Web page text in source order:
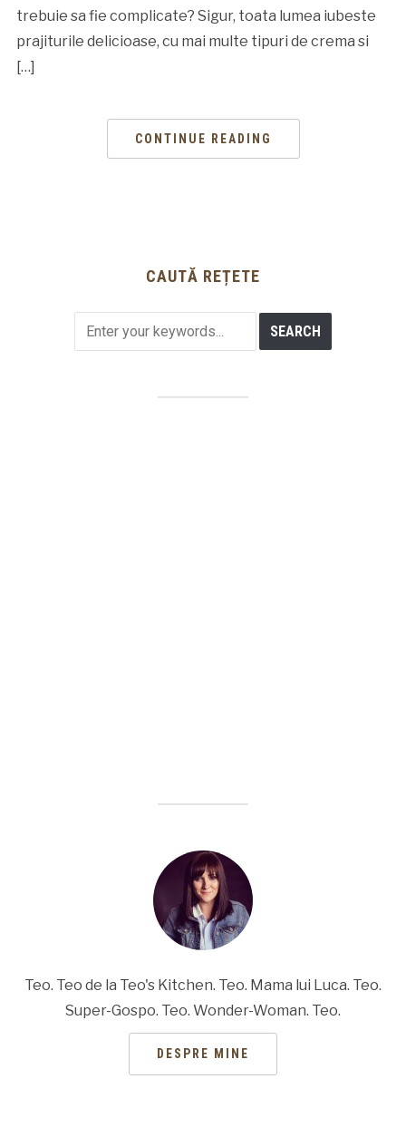
trebuie sa fie complicate? Sigur, toata lumea iubeste
prajiturile delicioase, cu mai multe tipuri de crema si
[…]
CONTINUE READING
CAUTĂ REȚETE
Teo. Teo de la Teo's Kitchen. Teo. Mama lui Luca. Teo.
Super-Gospo. Teo. Wonder-Woman. Teo.
DESPRE MINE